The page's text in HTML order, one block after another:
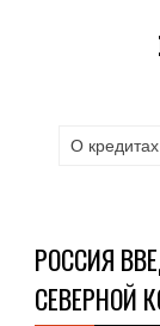
РОССИЯ
СЕВЕРНОЙ